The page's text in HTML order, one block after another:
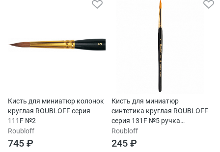
Кисть для миниатюр колонок
круглая ROUBLOFF серия
111F №2
Roubloff
745 ₽
Кисть для миниатюр
синтетика круглая ROUBLOFF
серия 131F №5 ручка
короткая
Roubloff
245 ₽